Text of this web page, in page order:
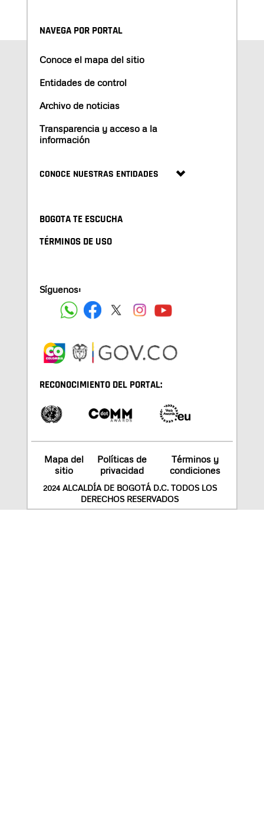
NAVEGA POR PORTAL
Conoce el mapa del sitio
Entidades de control
Archivo de noticias
Transparencia y acceso a la
información
CONOCE NUESTRAS ENTIDADES
BOGOTA TE ESCUCHA
TÉRMINOS DE USO
Síguenos:
RECONOCIMIENTO DEL PORTAL:
Mapa del
sitio
Políticas de
privacidad
Términos y
condiciones
2024 ALCALDÍA DE BOGOTÁ D.C. TODOS LOS
DERECHOS RESERVADOS